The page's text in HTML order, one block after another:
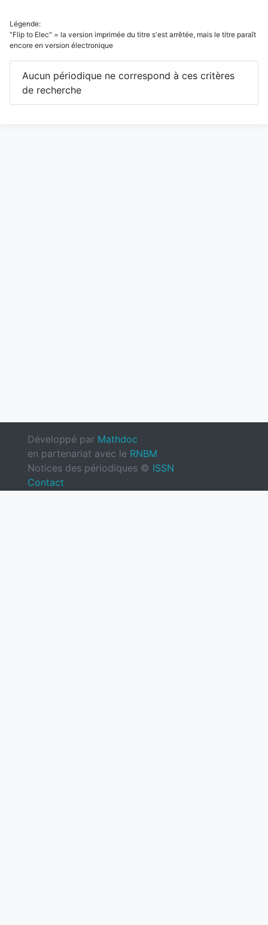
Légende:
"Flip to Elec" = la version imprimée du titre s'est arrêtée, mais le titre paraît
encore en version électronique
Aucun périodique ne correspond à ces critères
de recherche
Développé par Mathdoc
en partenariat avec le RNBM
Notices des périodiques © ISSN
Contact